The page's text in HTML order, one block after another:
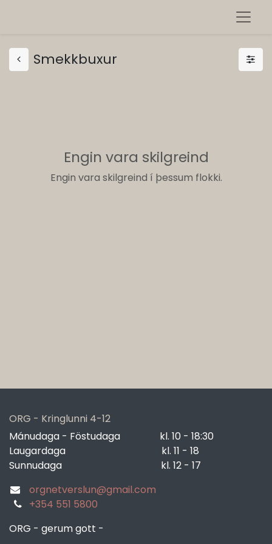
Smekkbuxur
Engin vara skilgreind
Engin vara skilgreind í þessum flokki.
ORG - Kringlunni 4-12
Mánudaga - Föstudaga
​kl. 10 - 18:30
Laugardaga
​kl. 11 - 18
Sunnudaga
​kl. 12 - 17
orgnetverslun@gmail.com
+354 551 5800
ORG - gerum gott -